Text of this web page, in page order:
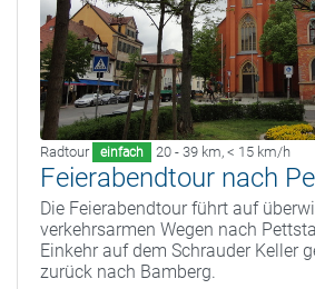
Radtour einfach 20 - 39 km, < 15 km/h
Feierabendtour nach
Die Feierabendtour führt auf
verkehrsarmen Wegen nach
Einkehr auf dem Schrauder Keller
zurück nach Bamberg.